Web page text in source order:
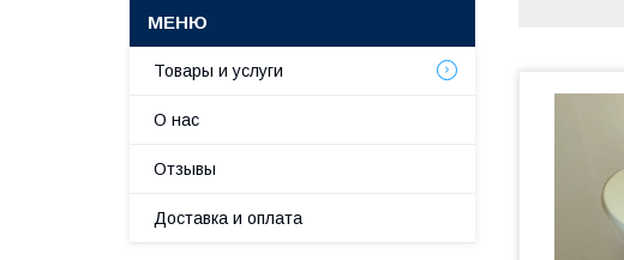
Товары и услуги
О нас
Отзывы
Доставка и оплата